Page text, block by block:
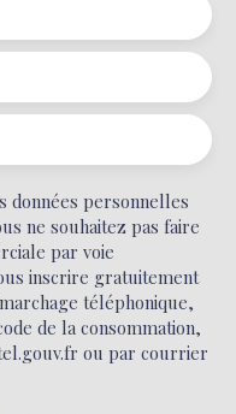
données personnelles
ne souhaitez pas faire
par voie
inscrire gratuitement
téléphonique,
de la consommation,
ou par courrier